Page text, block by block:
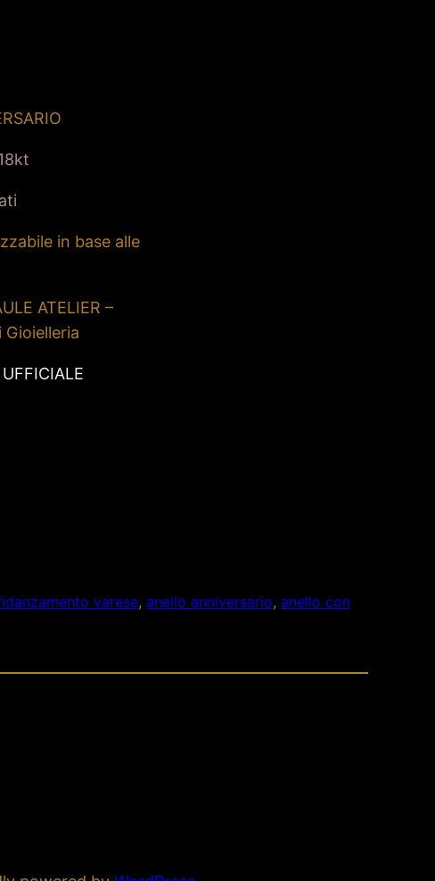
in base alle
ATELIER –
UFFICIALE
varese, anello anniversario, anello con